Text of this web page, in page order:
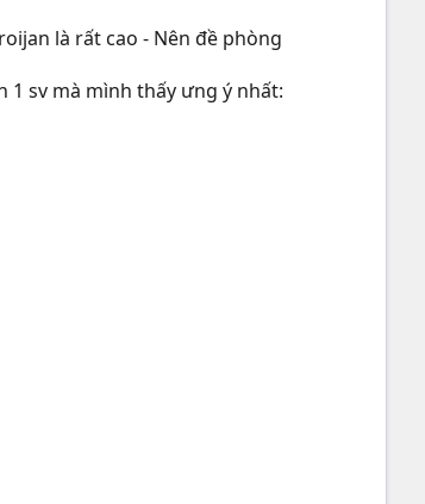
là rất cao - Nên đề phòng
1 sv mà mình thấy ưng ý nhất: